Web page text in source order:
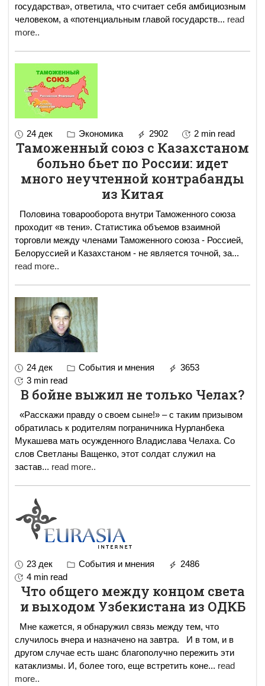
государства», ответила, что считает себя амбициозным
человеком, а «потенциальным главой государств... read
more..
24 дек Экономика 2902 2 min read
Таможенный союз с Казахстаном
больно бьет по России: идет
много неучтенной контрабанды
из Китая
Половина товарооборота внутри Таможенного союза
проходит «в тени». Статистика объемов взаимной
торговли между членами Таможенного союза - Россией,
Белоруссией и Казахстаном - не является точной, за...
read more..
24 дек События и мнения
3653
3 min read
В бойне выжил не только Челах?
«Расскажи правду о своем сыне!» – с таким призывом
обратилась к родителям пограничника Нурланбека
Мукашева мать осужденного Владислава Челаха. Со
слов Светланы Ващенко, этот солдат служил на
застав... read more..
23 дек События и мнения
2486
4 min read
Что общего между концом света
и выходом Узбекистана из ОДКБ
Мне кажется, я обнаружил связь между тем, что
случилось вчера и назначено на завтра. И в том, и в
другом случае есть шанс благополучно пережить эти
катаклизмы. И, более того, еще встретить коне... read
more..